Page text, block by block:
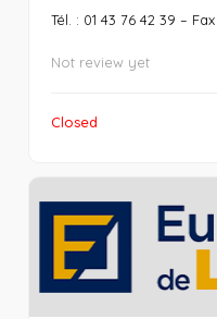
Tél. : 01 43 76 42 39 – Fax
Not review yet
Closed